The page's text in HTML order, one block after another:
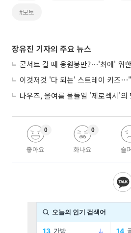
#모토
장유진 기자의 주요 뉴스
콘서트 갈 때 응원봉만?⋯'최애' 위
좋아요
0
화나요
0
슬